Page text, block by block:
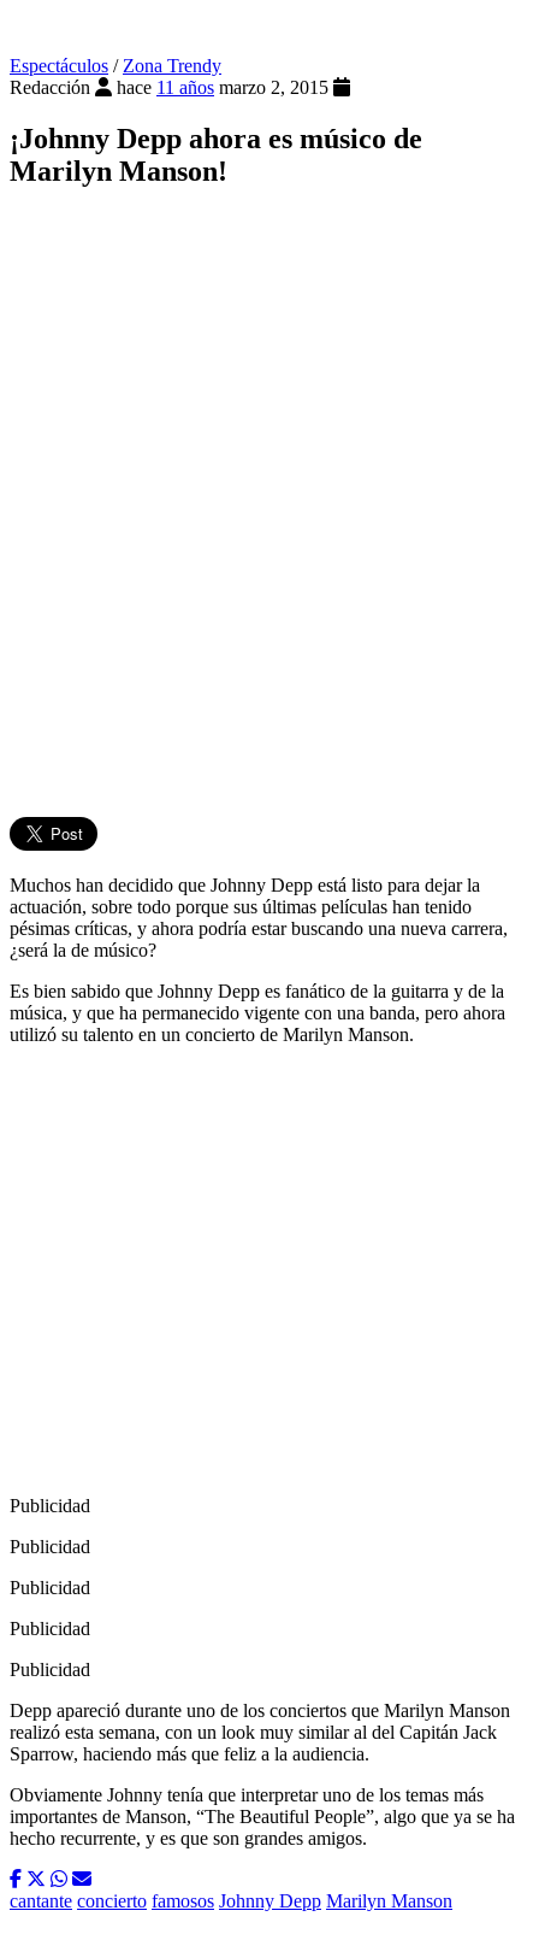
Espectáculos /Zona Trendy
Redacción
hace 11 años marzo 2, 2015
¡Johnny Depp ahora es músico de
Marilyn Manson!
Muchos han decidido que Johnny Depp está listo para dejar la
actuación, sobre todo porque sus últimas películas han tenido
pésimas críticas, y ahora podría estar buscando una nueva carrera,
¿será la de músico?
Es bien sabido que Johnny Depp es fanático de la guitarra y de la
música, y que ha permanecido vigente con una banda, pero ahora
utilizó su talento en un concierto de Marilyn Manson.
Publicidad
Publicidad
Publicidad
Publicidad
Publicidad
Depp apareció durante uno de los conciertos que Marilyn Manson
realizó esta semana, con un look muy similar al del Capitán Jack
Sparrow, haciendo más que feliz a la audiencia.
Obviamente Johnny tenía que interpretar uno de los temas más
importantes de Manson, “The Beautiful People”, algo que ya se ha
hecho recurrente, y es que son grandes amigos.
cantante concierto famosos Johnny Depp Marilyn Manson